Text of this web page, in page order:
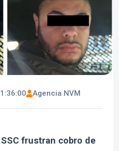
Agencia NVM
frustran cobro de